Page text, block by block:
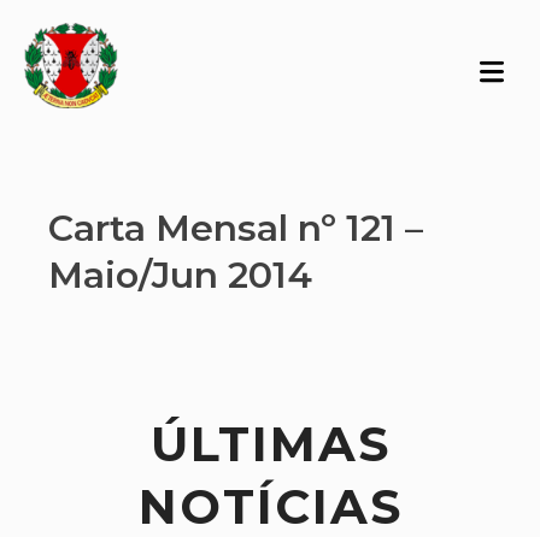
Carta Mensal nº 121 –
Maio/Jun 2014
ÚLTIMAS
NOTÍCIAS